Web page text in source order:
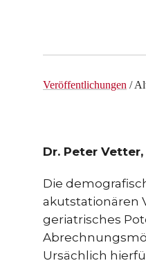
Veröffentlichungen /
Dr. Peter
Die
akutstationären
geriatrisches
Ursächlich